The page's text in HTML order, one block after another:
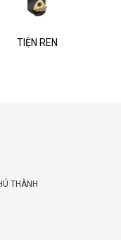
TIỆN REN
THÀNH